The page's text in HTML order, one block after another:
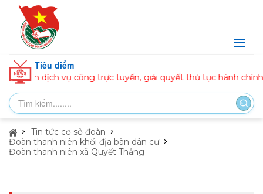
Tiêu điểm
dịch vụ công trực tuyến, giải quyết thủ tục hành chính
Tin tức cơ sở đoàn
Đoàn thanh niên khối địa bàn dân cư
Đoàn thanh niên xã Quyết Thắng